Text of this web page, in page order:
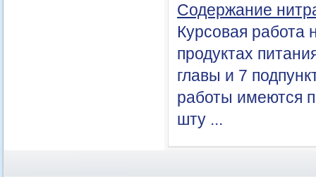
Содержание
Курсовая работа
продуктах
главы и 7
работы имеются
шту ...